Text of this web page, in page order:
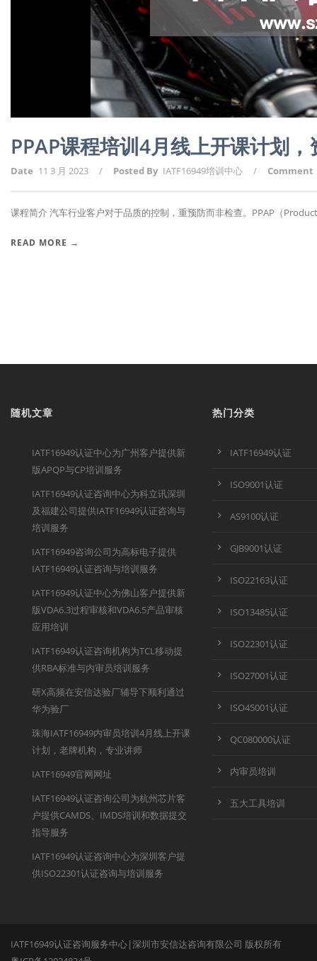
PPAP课程培训4月线上开课计划
Date 11 3 月 2023 / Posted By IATF16949培训中心 / Comment
课程简介 汽车行业客户对于品质的控制，重预防而非检查。PPAP（
READ MORE →
随机文章
IATF16949认证中心为广州客户提供新
版APQP与CP培训服务
IATF16949认证咨询中心为科立讯深圳
及福建公司提供IATF16949认证咨询与
培训服务
IATF16949咨询公司为高标电子提供
IATF16949认证咨询与培训服务
IATF16949认证中心为佛山客户提供新
版VDA6.3过程审核和VDA6.5产品审核
应用培训
IATF16949认证咨询机构为TCL移动提
供RBA标准与内审员培训服务
研X高频在安信达验厂辅导下顺利通过
华为验厂
珠海IATF16949内审员培训4月线上开课
计划，老牌机构，专业讲师
IATF16949官网网址
IATF16949认证咨询公司为杭州芯片客
户提供CAMDS、IMDS培训和数据提交
指导服务
IATF16949认证咨询中心为深圳客户提
供ISO22301认证咨询与培训服务
热门分类
IATF16949认证
ISO9001认证
AS9100认证
GJB9001认证
ISO22163认证
ISO13485认证
ISO22301认证
ISO27001认证
ISO45001认证
QC080000认证
内审员培训
五大工具培训
IATF16949认证咨询服务中心|深圳市安信达咨询有限公司 版权所有